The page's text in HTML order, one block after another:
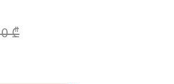
₾
5" TMK19697 quantity